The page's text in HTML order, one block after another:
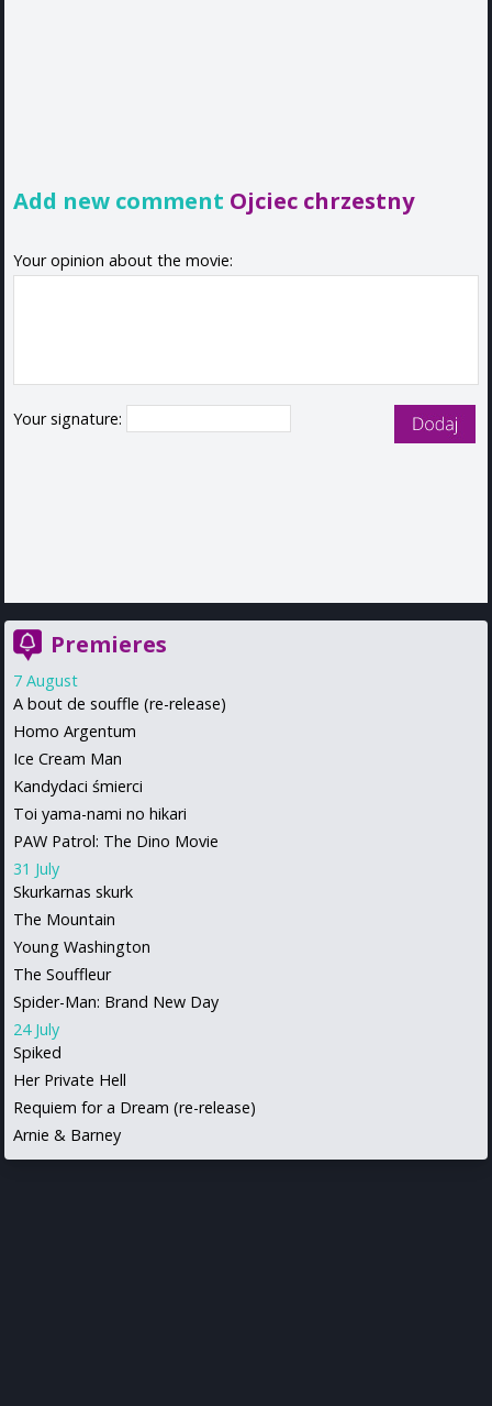
Add new comment Ojciec chrzestny
Your opinion about the movie:
Your signature:
Premieres
7 August
A bout de souffle (re-release)
Homo Argentum
Ice Cream Man
Kandydaci śmierci
Toi yama-nami no hikari
PAW Patrol: The Dino Movie
31 July
Skurkarnas skurk
The Mountain
Young Washington
The Souffleur
Spider-Man: Brand New Day
24 July
Spiked
Her Private Hell
Requiem for a Dream (re-release)
Arnie & Barney